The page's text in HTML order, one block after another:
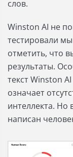
слов.
Winston AI не
тестировали
отметить, что
результаты.
текст Winston
означает
интеллекта. Но
написан